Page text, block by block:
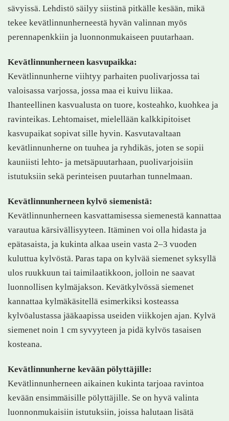
sävyissä. Lehdistö säilyy siistinä pitkälle kesään, mikä
tekee kevätlinnunherneestä hyvän valinnan myös
perennapenkkiin ja luonnonmukaiseen puutarhaan.
Kevätlinnunherneen kasvupaikka:
Kevätlinnunherne viihtyy parhaiten puolivarjossa tai
valoisassa varjossa, jossa maa ei kuivu liikaa.
Ihanteellinen kasvualusta on tuore, kosteahko, kuohkea ja
ravinteikas. Lehtomaiset, mielellään kalkkipitoiset
kasvupaikat sopivat sille hyvin. Kasvutavaltaan
kevätlinnunherne on tuuhea ja ryhdikäs, joten se sopii
kauniisti lehto- ja metsäpuutarhaan, puolivarjoisiin
istutuksiin sekä perinteisen puutarhan tunnelmaan.
Kevätlinnunherneen kylvö siemenistä:
Kevätlinnunherneen kasvattamisessa siemenestä kannattaa
varautua kärsivällisyyteen. Itäminen voi olla hidasta ja
epätasaista, ja kukinta alkaa usein vasta 2–3 vuoden
kuluttua kylvöstä. Paras tapa on kylvää siemenet syksyllä
ulos ruukkuun tai taimilaatikkoon, jolloin ne saavat
luonnollisen kylmäjakson. Kevätkylvössä siemenet
kannattaa kylmäkäsitellä esimerkiksi kosteassa
kylvöalustassa jääkaapissa useiden viikkojen ajan. Kylvä
siemenet noin 1 cm syvyyteen ja pidä kylvös tasaisen
kosteana.
Kevätlinnunherne kevään pölyttäjille:
Kevätlinnunherneen aikainen kukinta tarjoaa ravintoa
kevään ensimmäisille pölyttäjille. Se on hyvä valinta
luonnonmukaisiin istutuksiin, joissa halutaan lisätä